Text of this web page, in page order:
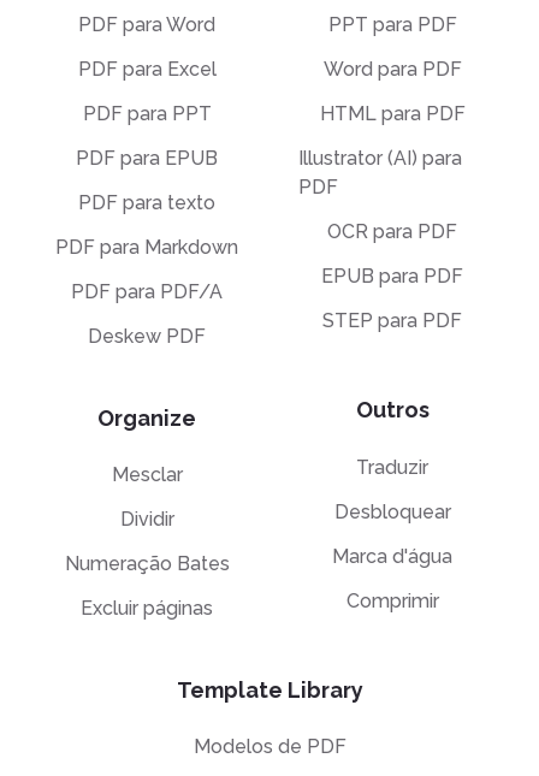
PDF para Word
PDF para Excel
PDF para PPT
PDF para EPUB
PDF para texto
PDF para Markdown
PDF para PDF/A
Deskew PDF
Organize
Mesclar
Dividir
Numeração Bates
Excluir páginas
PPT para PDF
Word para PDF
HTML para PDF
Illustrator (AI) para
PDF
OCR para PDF
EPUB para PDF
STEP para PDF
Outros
Traduzir
Desbloquear
Marca d'água
Comprimir
Template Library
Modelos de PDF